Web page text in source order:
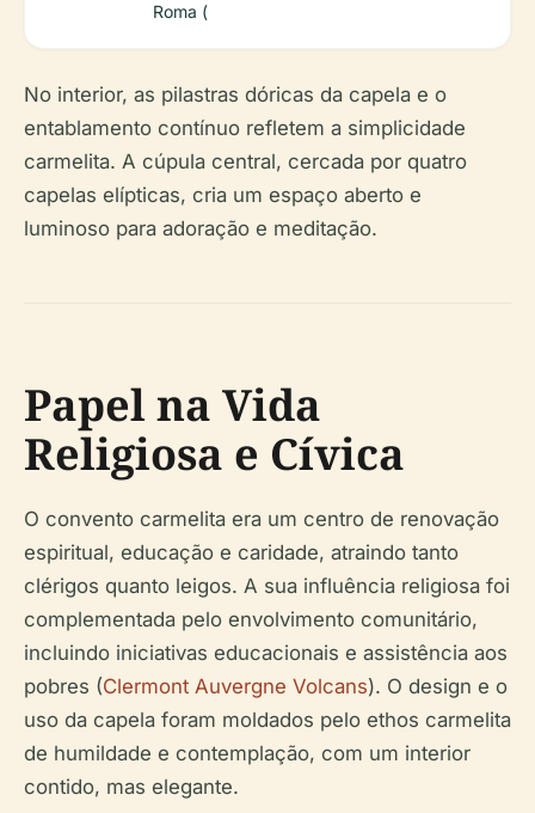
Roma (
No interior, as pilastras dóricas da capela e o
entablamento contínuo refletem a simplicidade
carmelita. A cúpula central, cercada por quatro
capelas elípticas, cria um espaço aberto e
luminoso para adoração e meditação.
Papel na Vida
Religiosa e Cívica
O convento carmelita era um centro de renovação
espiritual, educação e caridade, atraindo tanto
clérigos quanto leigos. A sua influência religiosa foi
complementada pelo envolvimento comunitário,
incluindo iniciativas educacionais e assistência aos
pobres (Clermont Auvergne Volcans). O design e o
uso da capela foram moldados pelo ethos carmelita
de humildade e contemplação, com um interior
contido, mas elegante.